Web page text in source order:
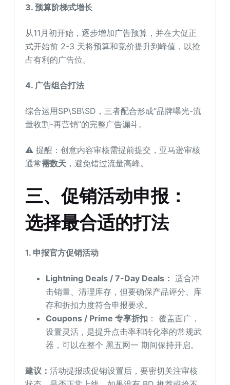
3.预算阶梯式增长
从11月初开始，逐步增加广告预算，并在大促正
式开始前 2-3 天将预算和竞价提升到峰值，以抢
占有利的广告位。
4. 广告组合打法
综合运用SP\SB\SD，三者配合形成“品牌曝光-流
量收割-再营销”的完整广告漏斗。
⚠️ 提醒：创意内容审核需提前提交，亚马逊审核
通常需数天 ，避免错过流量高峰。
三、促销活动申报：
选择最合适的打法
1. 申报官方促销活动
Lightning Deals / 7-Day Deals： 适合冲
击销量、清理库存，但要确保产品评分、库
存和折扣力度符合申报要求。
Coupons / Prime 专享折扣 ： 覆盖面广，
设置灵活，是提升点击率和转化率的常规武
器，可以在整个 黑五网一 期间保持开启。
建议：活动提报或促销设置后，要密切关注审核